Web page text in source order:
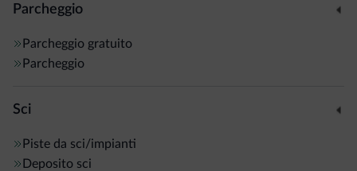
Parcheggio
Parcheggio gratuito
Parcheggio
Sci
Piste da sci/impianti
Deposito sci